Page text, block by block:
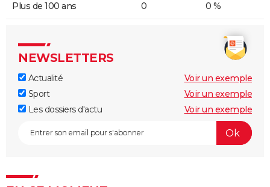
Plus de 100 ans 0 0 %
NEWSLETTERS
Actualité
Voir un exemple
Sport
Voir un exemple
Les dossiers d'actu
Voir un exemple